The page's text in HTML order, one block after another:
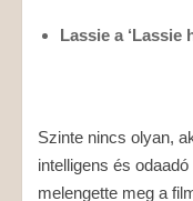
Lassie a ‘Lassie
Szinte nincs olyan,
intelligens és
melengette meg a